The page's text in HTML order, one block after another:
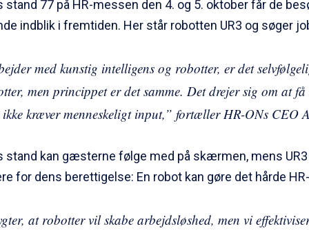
stand 77 på HR-messen den 4. og 5. oktober får de
indblik i fremtiden. Her står robotten UR3 og søger
med kunstig intelligens og robotter, er det
men princippet er det samme. Det drejer sig om at
kræver menneskeligt input,” fortæller HR-ONs CEO
stand kan gæsterne følge med på skærmen, mens
for dens berettigelse: En robot kan gøre det hårde
at robotter vil skabe arbejdsløshed, men vi